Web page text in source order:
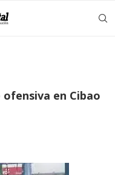
en Cibao